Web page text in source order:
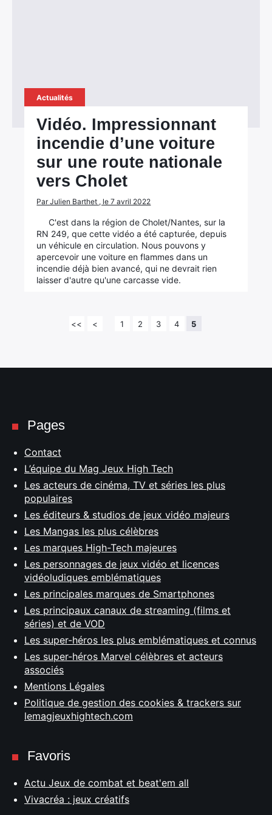
Actualités
Vidéo. Impressionnant
incendie d’une voiture
sur une route nationale
vers Cholet
Par Julien Barthet , le 7 avril 2022
C'est dans la région de Cholet/Nantes, sur la
RN 249, que cette vidéo a été capturée, depuis
un véhicule en circulation. Nous pouvons y
apercevoir une voiture en flammes dans un
incendie déjà bien avancé, qui ne devrait rien
laisser d'autre qu'une carcasse vide.
<< < 1 2 3 4 5
Pages
Contact
L’équipe du Mag Jeux High Tech
Les acteurs de cinéma, TV et séries les plus
populaires
Les éditeurs & studios de jeux vidéo majeurs
Les Mangas les plus célèbres
Les marques High-Tech majeures
Les personnages de jeux vidéo et licences
vidéoludiques emblématiques
Les principales marques de Smartphones
Les principaux canaux de streaming (films et
séries) et de VOD
Les super-héros les plus emblématiques et connus
Les super-héros Marvel célèbres et acteurs
associés
Mentions Légales
Politique de gestion des cookies & trackers sur
lemagjeuxhightech.com
Favoris
Actu Jeux de combat et beat'em all
Vivacréa : jeux créatifs